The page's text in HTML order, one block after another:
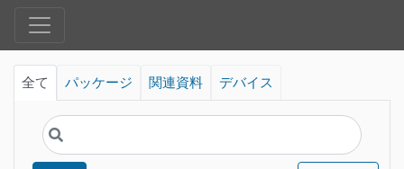
全て パッケージ 関連資料 デバイス